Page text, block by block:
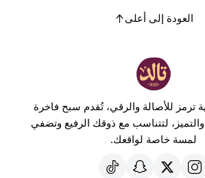
العودة إلى أعلى
ترمز للأصالة والرقي، تُقدم سبح فاخرة
لتتناسب مع ذوقك الرفيع وتضفي
لمسة خاصة لواقعك.